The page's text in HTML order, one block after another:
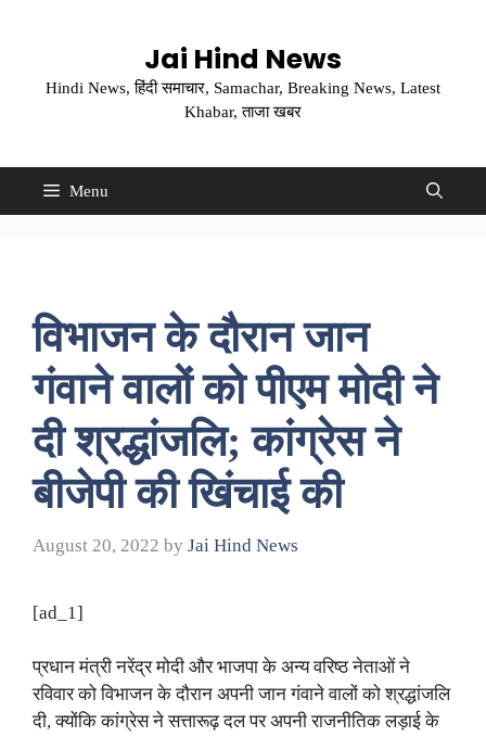
Jai Hind News
Hindi News, हिंदी समाचार, Samachar, Breaking News, Latest
Khabar, ताजा खबर
Menu
विभाजन के दौरान जान
गंवाने वालों को पीएम मोदी ने
दी श्रद्धांजलि; कांग्रेस ने
बीजेपी की खिंचाई की
August 20, 2022 by Jai Hind News
[ad_1]
प्रधान मंत्री नरेंद्र मोदी और भाजपा के अन्य वरिष्ठ नेताओं ने
रविवार को विभाजन के दौरान अपनी जान गंवाने वालों को श्रद्धांजलि
दी, क्योंकि कांग्रेस ने सत्तारूढ़ दल पर अपनी राजनीतिक लड़ाई के